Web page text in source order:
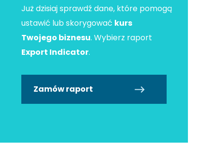
Już dzisiaj sprawdź dane, które pomogą
ustawić lub skorygować kurs
Twojego biznesu. Wybierz raport
Export Indicator.
Zamów raport